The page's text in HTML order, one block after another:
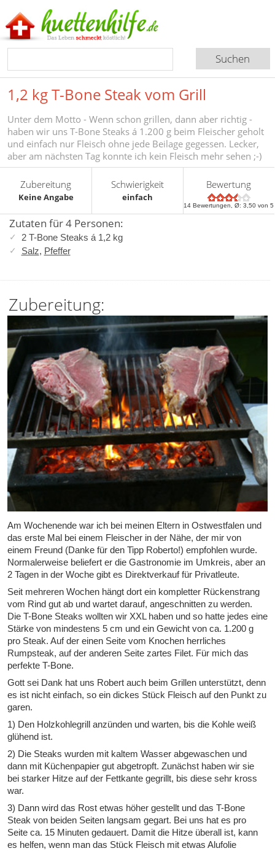
1,2 kg T-Bone Steak vom Grill
Unter dem Motto - Wenn schon grillen, dann aber richtig -
haben wir uns T-Bone Steaks á 1.200 g beim Fleischer geholt
und einfach nur Fleisch ohne jede Beilage gegessen. Lecker,
aber am nächsten Tag konnte ich kein Fleisch mehr sehen ;-)
Zubereitung
Keine Angabe
Schwierigkeit
einfach
Bewertung
14 Bewertungen, Ø:3,50 von 5
Zutaten für 4 Personen:
2 T-Bone Steaks á 1,2 kg
Salz, Pfeffer
Zubereitung:
Am Wochenende war ich bei meinen Eltern in Ostwestfalen und
das erste Mal bei einem Fleischer in der Nähe, der mir von
einem Freund (Danke für den Tipp Roberto!) empfohlen wurde.
Normalerweise beliefert er die Gastronomie im Umkreis, aber an
2 Tagen in der Woche gibt es Direktverkauf für Privatleute.
Seit mehreren Wochen hängt dort ein kompletter Rückenstrang
vom Rind gut ab und wartet darauf, angeschnitten zu werden.
Die T-Bone Steaks wollten wir XXL haben und so hatte jedes eine
Stärke von mindestens 5 cm und ein Gewicht von ca. 1.200 g
pro Steak. Auf der einen Seite vom Knochen herrliches
Rumpsteak, auf der anderen Seite zartes Filet. Für mich das
perfekte T-Bone.
Gott sei Dank hat uns Robert auch beim Grillen unterstützt, denn
es ist nicht einfach, so ein dickes Stück Fleisch auf den Punkt zu
garen.
1) Den Holzkohlegrill anzünden und warten, bis die Kohle weiß
glühend ist.
2) Die Steaks wurden mit kaltem Wasser abgewaschen und
dann mit Küchenpapier gut abgetropft. Zunächst haben wir sie
bei starker Hitze auf der Fettkante gegrillt, bis diese sehr kross
war.
3) Dann wird das Rost etwas höher gestellt und das T-Bone
Steak von beiden Seiten langsam gegart. Bei uns hat es pro
Seite ca. 15 Minuten gedauert. Damit die Hitze überall ist, kann
es helfen, wenn man das Stück Fleisch mit etwas Alufolie